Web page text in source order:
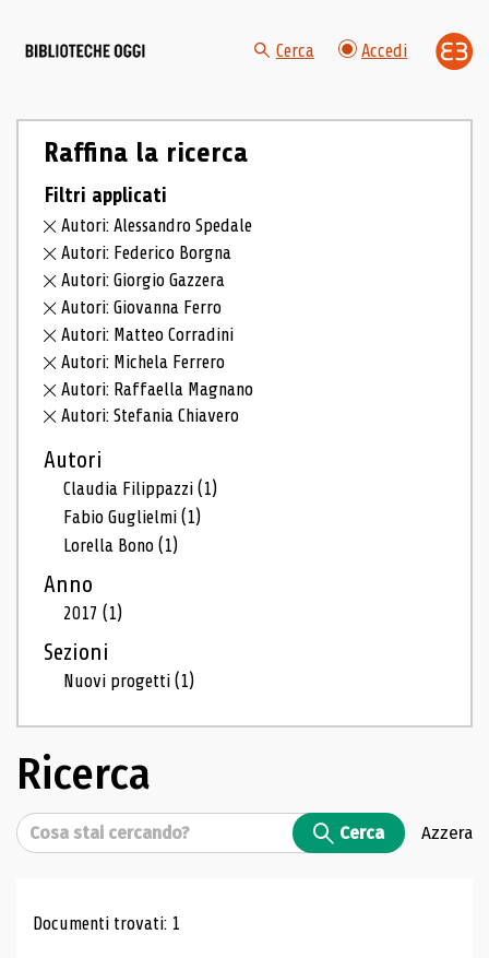
Cerca Accedi
Raffina la ricerca
Filtri applicati
Autori: Alessandro Spedale
Autori: Federico Borgna
Autori: Giorgio Gazzera
Autori: Giovanna Ferro
Autori: Matteo Corradini
Autori: Michela Ferrero
Autori: Raffaella Magnano
Autori: Stefania Chiavero
Autori
Claudia Filippazzi(1)
Fabio Guglielmi(1)
Lorella Bono(1)
Anno
2017(1)
Sezioni
Nuovi progetti(1)
Ricerca
Cerca Cerca Azzera
Risultati di ricerca
Documenti trovati: 1